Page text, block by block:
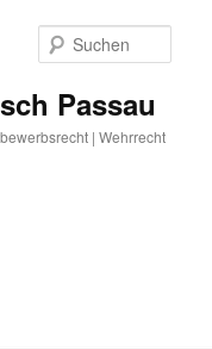
Passau
| Wehrrecht